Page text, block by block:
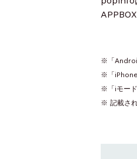
※「
※「iPhone
※「iモード
※ 記載され